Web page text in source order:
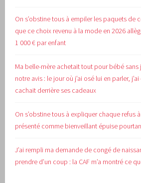
On s’obstine tous à empiler les paquets de
que ce choix revenu à la mode en 2026
1 000 € par enfant
Ma belle-mère achetait tout pour bébé
notre avis : le jour où j’ai osé lui en parler,
cachait derrière ses cadeaux
On s’obstine tous à expliquer chaque refus
présenté comme bienveillant épuise
J’ai rempli ma demande de congé de
prendre d’un coup : la CAF m’a montré ce